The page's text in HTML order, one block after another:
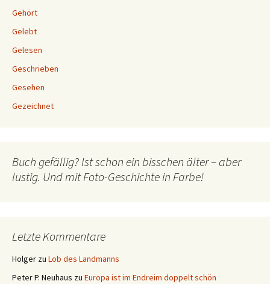
Gehört
Gelebt
Gelesen
Geschrieben
Gesehen
Gezeichnet
Buch gefällig? Ist schon ein bisschen älter – aber
lustig. Und mit Foto-Geschichte in Farbe!
Letzte Kommentare
Holger zu Lob des Landmanns
Peter P. Neuhaus zu Europa ist im Endreim doppelt schön